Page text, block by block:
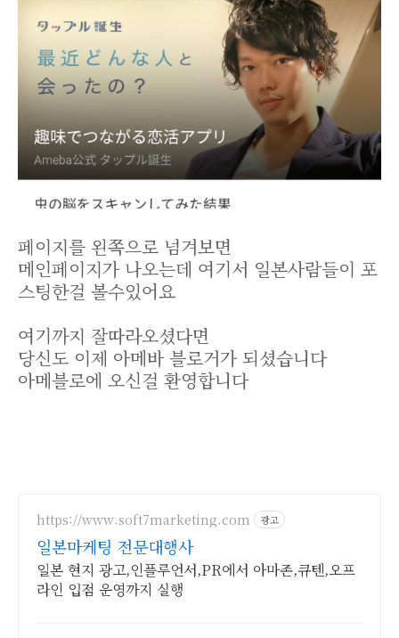
페이지를 왼쪽으로 넘겨보면
메인페이지가 나오는데 여기서 일본사람들이 포
스팅한걸 볼수있어요
여기까지 잘따라오셨다면
당신도 이제 아메바 블로거가 되셨습니다
아메블로에 오신걸 환영합니다
https://www.soft7marketing.com 광고
일본마케팅 전문대행사
일본 현지 광고,인플루언서,PR에서 아마존,큐텐,오프
라인 입점 운영까지 실행